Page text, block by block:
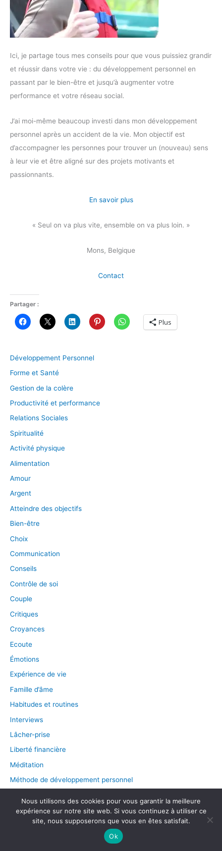
Ici, je partage tous mes conseils pour que vous puissiez grandir
et réussir dans votre vie : du développement personnel en
passant par le bien-être et jusqu’à augmenter votre
performance et votre réseau social.
J’ai moi-même beaucoup investi dans mon développement
personnel après un accident de la vie. Mon objectif est
d’accompagner les personnes pour trouver un (nouveau) sens
à leur vie et être aligné sur des projets motivants et
passionnants.
En savoir plus
« Seul on va plus vite, ensemble on va plus loin. »
Mons, Belgique
Contact
Partager :
Plus
Développement Personnel
Forme et Santé
Gestion de la colère
Productivité et performance
Relations Sociales
Spiritualité
Activité physique
Alimentation
Amour
Argent
Atteindre des objectifs
Bien-être
Choix
Communication
Conseils
Contrôle de soi
Couple
Critiques
Croyances
Ecoute
Émotions
Expérience de vie
Famille d’âme
Habitudes et routines
Interviews
Lâcher-prise
Liberté financière
Méditation
Méthode de développement personnel
Nutrition
Organisation
Nous utilisons des cookies pour vous garantir la meilleure
expérience sur notre site web. Si vous continuez à utiliser ce
site, nous supposerons que vous en êtes satisfait.
Ok